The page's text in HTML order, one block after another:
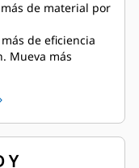
de material por
de eficiencia
Mueva más
de
ofrecer la
Y